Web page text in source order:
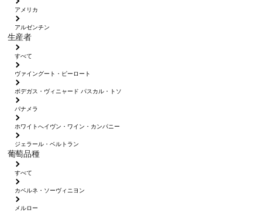
アメリカ
アルゼンチン
生産者
すべて
ヴァイングート・ピーロート
ボデガス・ヴィニャード パスカル・トソ
パナメラ
ホワイトへイヴン・ワイン・カンパニー
ジェラール・ベルトラン
葡萄品種
すべて
カベルネ・ソーヴィニヨン
メルロー